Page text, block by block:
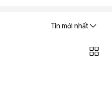
Tin mới nhất